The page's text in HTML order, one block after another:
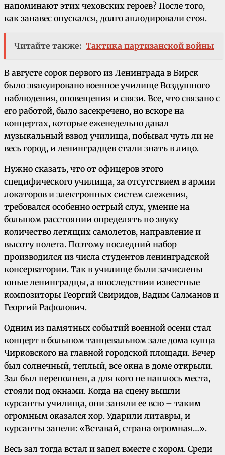
напоминают этих чеховских героев? После того,
как занавес опускался, долго аплодировали стоя.
Читайте также: Тактика партизанской войны
В августе сорок первого из Ленинграда в Бирск
было эвакуировано военное училище Воздушного
наблюдения, оповещения и связи. Все, что связано с
его работой, было засекречено, но вскоре на
концертах, которые еженедельно давал
музыкальный взвод училища, побывал чуть ли не
весь город, и ленинградцев стали знать в лицо.
Нужно сказать, что от офицеров этого
специфического училища, за отсутствием в армии
локаторов и электронных систем слежения,
требовался особенно острый слух, умение на
большом расстоянии определять по звуку
количество летящих самолетов, направление и
высоту полета. Поэтому последний набор
производился из числа студентов ленинградской
консерватории. Так в училище были зачислены
юные ленинградцы, а впоследствии известные
композиторы Георгий Свиридов, Вадим Салманов и
Георгий Рафолович.
Одним из памятных событий военной осени стал
концерт в большом танцевальном зале дома купца
Чирковского на главной городской площади. Вечер
был солнечный, теплый, все окна в доме открыли.
Зал был переполнен, а для кого не нашлось места,
стояли под окнами. Когда на сцену вышли
курсанты училища, они заняли ее всю – таким
огромным оказался хор. Ударили литавры, и
курсанты запели: «Вставай, страна огромная…».
Весь зал тогда встал и запел вместе с хором. Среди